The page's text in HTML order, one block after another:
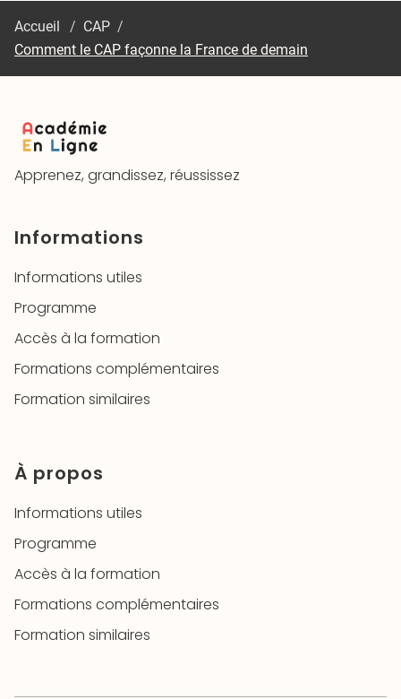
Accueil / CAP /
Comment le CAP façonne la France de demain
Apprenez, grandissez, réussissez
Informations
Informations utiles
Programme
Accès à la formation
Formations complémentaires
Formation similaires
À propos
Informations utiles
Programme
Accès à la formation
Formations complémentaires
Formation similaires